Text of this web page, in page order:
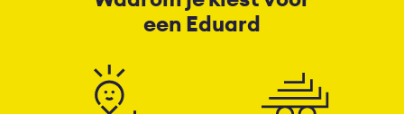
een Eduard